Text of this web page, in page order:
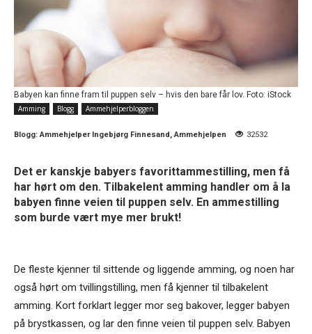
Babyen kan finne fram til puppen selv – hvis den bare får lov. Foto: iStock
Amming
Blogg Ammehjelperbloggen
Blogg:Ammehjelper Ingebjørg Finnesand, Ammehjelpen 32532
Det er kanskje babyers favorittammestilling, men få
har hørt om den. Tilbakelent amming handler om å la
babyen finne veien til puppen selv. En ammestilling
som burde vært mye mer brukt!
De fleste kjenner til sittende og liggende amming, og noen har
også hørt om tvillingstilling, men få kjenner til tilbakelent
amming. Kort forklart legger mor seg bakover, legger babyen
på brystkassen, og lar den finne veien til puppen selv. Babyen